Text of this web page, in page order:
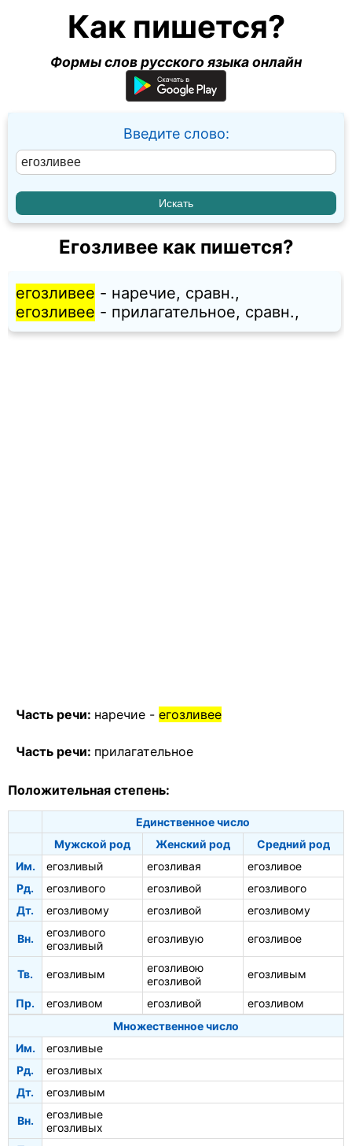
Как пишется?
Формы слов русского языка онлайн
Введите слово:
Егозливее как пишется?
егозливее - наречие, сравн.,
егозливее - прилагательное, сравн.,
Часть речи: наречие - егозливее
Часть речи: прилагательное
Положительная степень:
Единственное число
Мужской род
Женский род
Средний род
Им.
егозливый егозливая
егозливое
Рд.
егозливого егозливой
егозливого
Дт.
егозливому егозливой егозливому
Вн.
егозливого
егозливый
егозливую егозливое
Тв. егозливым
егозливою
егозливой
егозливым
Пр. егозливом егозливой
егозливом
Множественное число
Им.
егозливые
Рд.
егозливых
Дт.
егозливым
Вн.
егозливые
егозливых